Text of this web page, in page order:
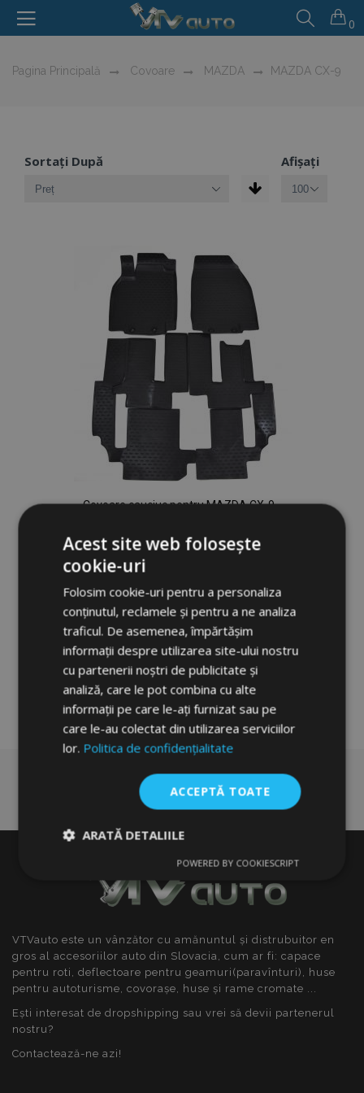
0
Pagina Principală Covoare MAZDA MAZDA CX-9
Sortați După Afișați
Covoare cauciuc pentru MAZDA CX-9
238,00 lei
Adauga In Cos
Lista
de
Dorințe
VTVauto este un vânzător cu amănuntul și distrubuitor en
gros al accesoriilor auto din Slovacia, cum ar fi: capace
pentru roti, deflectoare pentru geamuri(paravînturi), huse
pentru autoturisme, covorașe, huse și rame cromate ...
Ești interesat de dropshipping sau vrei să devii partenerul
nostru?
Contactează-ne azi!
Acest site web folosește
cookie-uri
Folosim cookie-uri pentru a personaliza
conținutul, reclamele și pentru a ne analiza
traficul. De asemenea, împărtășim
informații despre utilizarea site-ului nostru
cu partenerii noștri de publicitate și
analiză, care le pot combina cu alte
informații pe care le-ați furnizat sau pe
care le-au colectat din utilizarea serviciilor
lor. Politica de confidențialitate
ACCEPTĂ TOATE
ARATĂ DETALIILE
necesare
De
performanță
De
targetare
De funcţionalitate
Strict necesare
POWERED BY COOKIESCRIPT